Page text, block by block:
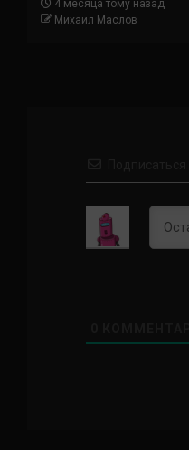
4 месяца тому назад
Михаил Маслов